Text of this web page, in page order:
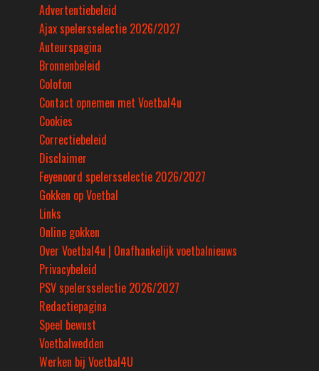
Advertentiebeleid
Ajax spelersselectie 2026/2027
Auteurspagina
Bronnenbeleid
Colofon
Contact opnemen met Voetbal4u
Cookies
Correctiebeleid
Disclaimer
Feyenoord spelersselectie 2026/2027
Gokken op Voetbal
Links
Online gokken
Over Voetbal4u | Onafhankelijk voetbalnieuws
Privacybeleid
PSV spelersselectie 2026/2027
Redactiepagina
Speel bewust
Voetbalwedden
Werken bij Voetbal4U